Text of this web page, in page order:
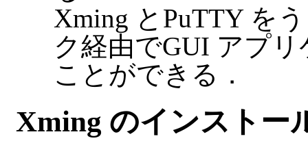
Xming とPuTTY を
ク経由でGUI アプ
ことができる．
Xming のインストー